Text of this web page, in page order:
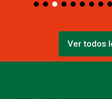
Ver todos